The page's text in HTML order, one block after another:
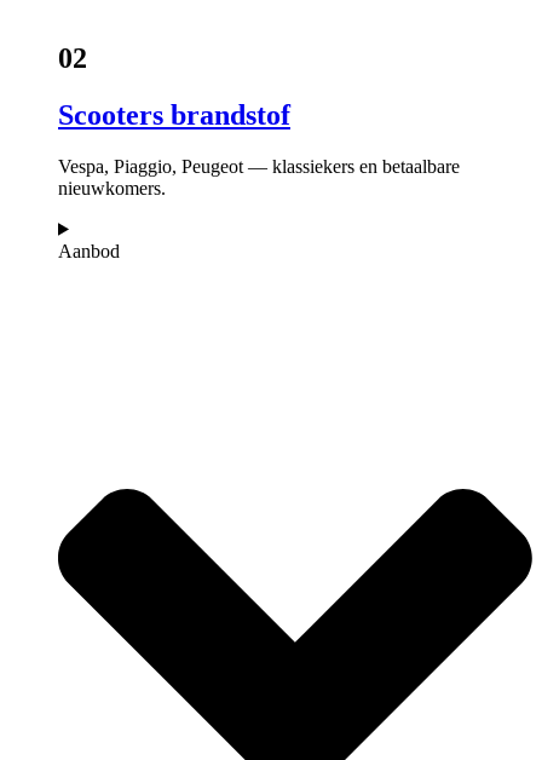
02
Scooters brandstof
Vespa, Piaggio, Peugeot — klassiekers en betaalbare
nieuwkomers.
Aanbod